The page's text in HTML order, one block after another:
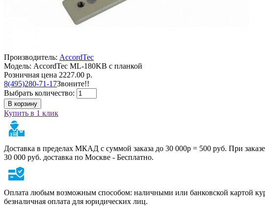
Производитель: AccordTec
Модель: AccordTec ML-180KB с планкой
Розничная цена 2227.00 р.
8(495)280-71-17Звоните!!
Выбрать количество:
В корзину
Купить в 1 клик
Доставка в пределах МКАД с суммой заказа до 30 000р = 500 руб. При
30 000 руб. доставка по Москве - Бесплатно.
Оплата любым возможным способом: наличными или банковской картой
безналичная оплата для юридических лиц.